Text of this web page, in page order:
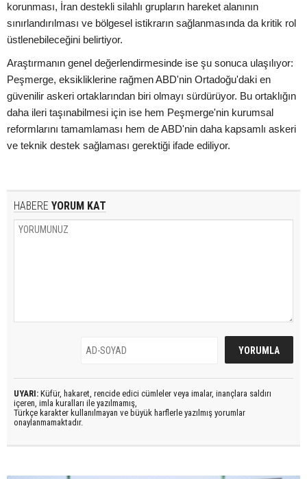
korunması, İran destekli silahlı grupların hareket alanının
sınırlandırılması ve bölgesel istikrarın sağlanmasında da kritik rol
üstlenebileceğini belirtiyor.
Araştırmanın genel değerlendirmesinde ise şu sonuca ulaşılıyor:
Peşmerge, eksikliklerine rağmen ABD'nin Ortadoğu'daki en
güvenilir askeri ortaklarından biri olmayı sürdürüyor. Bu ortaklığın
daha ileri taşınabilmesi için ise hem Peşmerge'nin kurumsal
reformlarını tamamlaması hem de ABD'nin daha kapsamlı askeri
ve teknik destek sağlaması gerektiği ifade ediliyor.
HABERE YORUM KAT
UYARI: Küfür, hakaret, rencide edici cümleler veya imalar, inançlara saldırı
içeren, imla kuralları ile yazılmamış,
Türkçe karakter kullanılmayan ve büyük harflerle yazılmış yorumlar
onaylanmamaktadır.